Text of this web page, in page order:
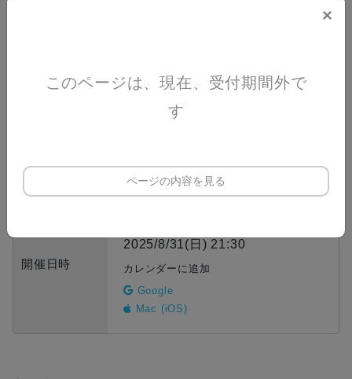
前抽選予約枠のお申し込みはすでに終了していま
●19:30～20:00の入場枠は、混雑する可能性が高いで
開催日時
2025/8/31(日) 21:30
カレンダーに追加
Google
Mac (iOS)
×
このページは、現在、受付期間外で
す
ページの内容を見る